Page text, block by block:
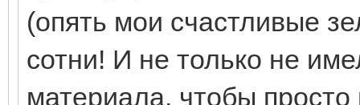
(опять мои счастливые
сотни! И не только не
материала, чтобы просто